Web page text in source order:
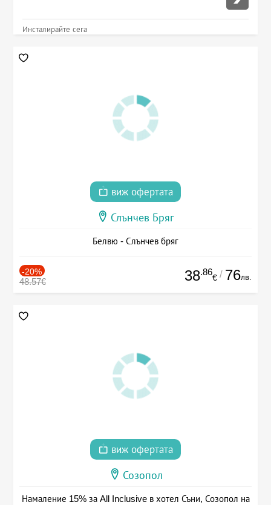
Инсталирайте сега
виж офертата
Слънчев Бряг
Белвю - Слънчев бряг
-20%
48.57€ 38.86
€ / 76лв.
виж офертата
Созопол
Намаление 15% за All Inclusive в хотел Съни, Созопол на